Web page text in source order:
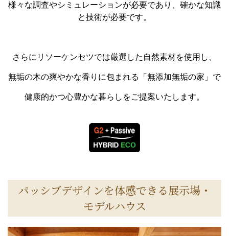
様々な調査やシミュレーションが必要であり、確かな知識
と技術が必要です。
さらにリソーケンセツでは厳選した自然素材を使用し、
無垢の木の爽やかな香りに包まれる「無添加無垢の家」で
健康的かつ心豊かな暮らしをご提案いたします。
パッシブデザインを体感できる展示場・
モデルハウス